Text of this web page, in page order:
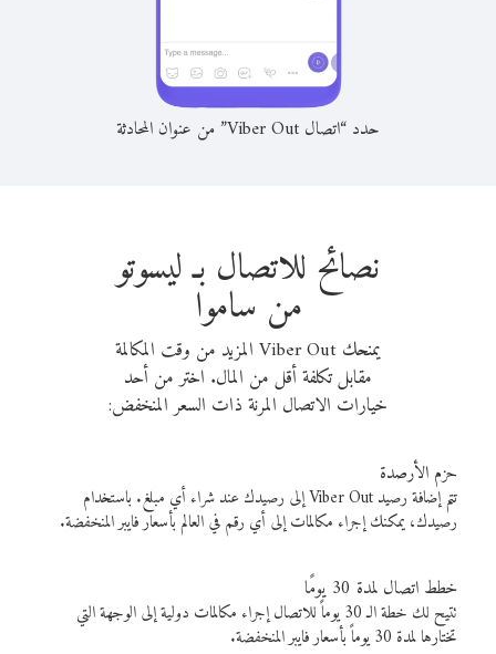
حدد “اتصال Viber Out” من عنوان المحادثة
نصائح للاتصال بـ ليسوتو
من ساموا
يمنحك Viber Out المزيد من وقت المكالمة
مقابل تكلفة أقل من المال. اختر من أحد
خيارات الاتصال المرنة ذات السعر المنخفض:
حزم الأرصدة
تتم إضافة رصيد Viber Out إلى رصيدك عند شراء أي مبلغ. باستخدام
رصيدك، يمكنك إجراء مكالمات إلى أي رقم في العالم بأسعار فايبر المنخفضة.
خطط اتصال لمدة 30 يومًا
تتيح لك خطة الـ 30 يوماً للاتصال إجراء مكالمات دولية إلى الوجهة التي
تختارها لمدة 30 يوماً بأسعار فايبر المنخفضة.